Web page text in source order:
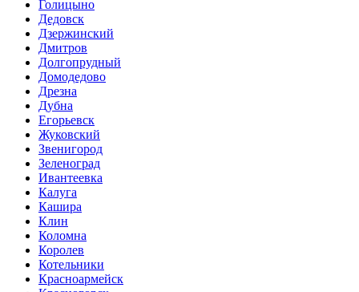
Голицыно
Дедовск
Дзержинский
Дмитров
Долгопрудный
Домодедово
Дрезна
Дубна
Егорьевск
Жуковский
Звенигород
Зеленоград
Ивантеевка
Калуга
Кашира
Клин
Коломна
Королев
Котельники
Красноармейск